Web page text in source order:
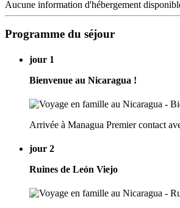
Aucune information d'hébergement
Programme du séjour
jour 1
Bienvenue au Nicaragua !
Arrivée à Managua Premier contact
jour 2
Ruines de León Viejo